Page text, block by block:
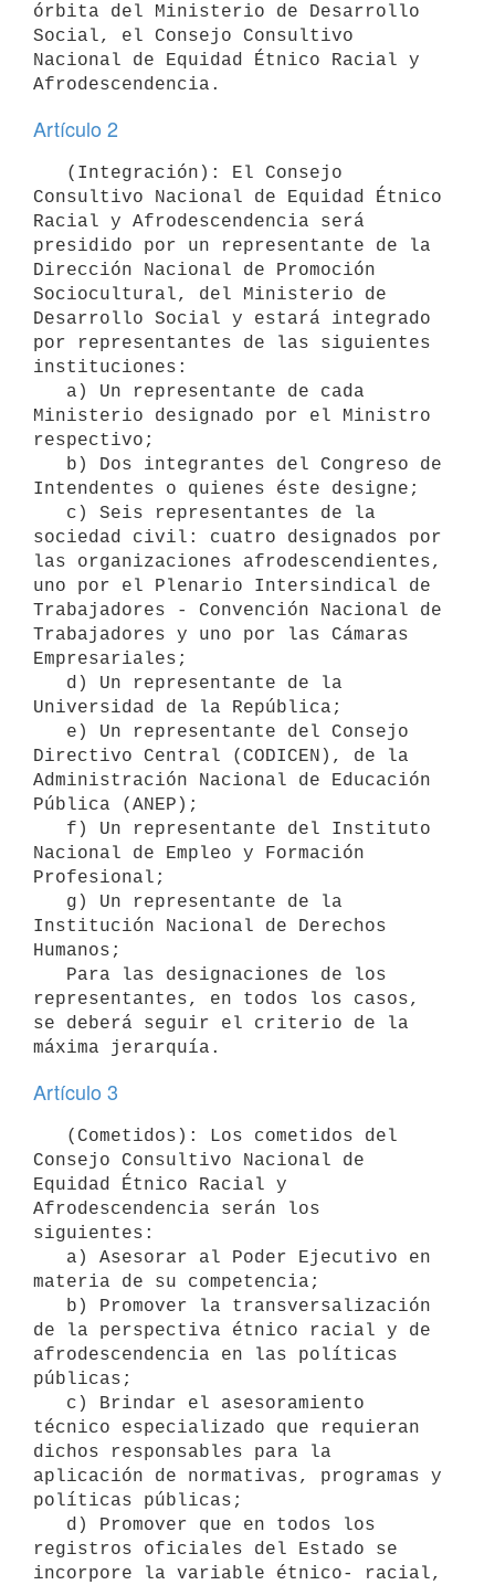
órbita del Ministerio de Desarrollo
Social, el Consejo Consultivo
Nacional de Equidad Étnico Racial y
Artículo 2
Consultivo Nacional de Equidad Étnico
Racial y Afrodescendencia será
presidido por un representante de la
Dirección Nacional de Promoción
Sociocultural, del Ministerio de
Desarrollo Social y estará integrado
por representantes de las siguientes
instituciones:
Ministerio designado por el Ministro
respectivo;
Intendentes o quienes éste designe;
sociedad civil: cuatro designados por
las organizaciones afrodescendientes,
uno por el Plenario Intersindical de
Trabajadores - Convención Nacional de
Trabajadores y uno por las Cámaras
Empresariales;
Universidad de la República;
Directivo Central (CODICEN), de la
Administración Nacional de Educación
Pública (ANEP);
Nacional de Empleo y Formación
Profesional;
Institución Nacional de Derechos
Humanos;
representantes, en todos los casos,
se deberá seguir el criterio de la
Artículo 3
Consejo Consultivo Nacional de
Equidad Étnico Racial y
Afrodescendencia serán los
siguientes:
materia de su competencia;
de la perspectiva étnico racial y de
afrodescendencia en las políticas
públicas;
técnico especializado que requieran
dichos responsables para la
aplicación de normativas, programas y
políticas públicas;
registros oficiales del Estado se
incorpore la variable étnico- racial,